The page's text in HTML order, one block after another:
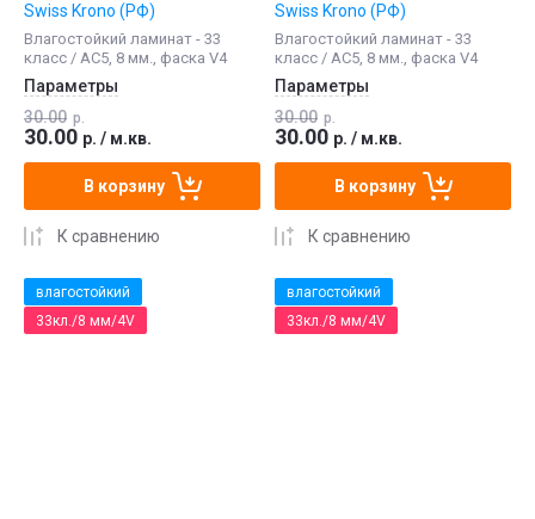
Swiss Krono (РФ)
Влагостойкий ламинат - 33
класс / АС5, 8 мм., фаска V4
Параметры
30.00 р.
30.00 р. / м.кв.
В корзину
К сравнению
Swiss Krono (РФ)
Влагостойкий ламинат - 33
класс / АС5, 8 мм., фаска V4
Параметры
30.00 р.
30.00 р. / м.кв.
В корзину
К сравнению
влагостойкий
33кл./8 мм/4V
влагостойкий
33кл./8 мм/4V